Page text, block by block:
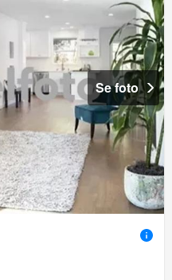
Se foto